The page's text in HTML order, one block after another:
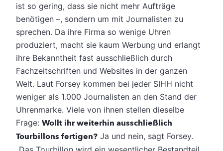
ist so gering, dass sie nicht mehr Aufträge
benötigen –, sondern um mit Journalisten zu
sprechen. Da ihre Firma so wenige Uhren
produziert, macht sie kaum Werbung und erlangt
ihre Bekanntheit fast ausschließlich durch
Fachzeitschriften und Websites in der ganzen
Welt. Laut Forsey kommen bei jeder SIHH nicht
weniger als 1.000 Journalisten an den Stand der
Uhrenmarke. Viele von ihnen stellen dieselbe
Frage: Wollt ihr weiterhin ausschließlich
Tourbillons fertigen? Ja und nein, sagt Forsey.